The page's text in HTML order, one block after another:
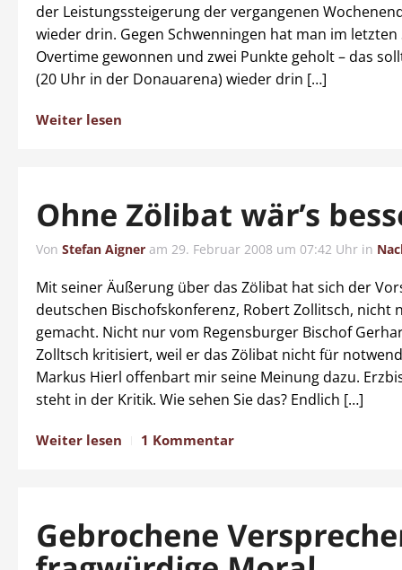
der Leistungssteigerung der vergangenen
wieder drin. Gegen Schwenningen hat man im letzten
Overtime gewonnen und zwei Punkte geholt – das
(20 Uhr in der Donauarena) wieder drin […]
Weiter lesen
Ohne Zölibat wär’s
Von Stefan Aigner am 29. Februar 2008 um 07:42 Uhr in
Mit seiner Äußerung über das Zölibat hat sich der
deutschen Bischofskonferenz, Robert Zollitsch, nicht
gemacht. Nicht nur vom Regensburger Bischof
Zolltsch kritisiert, weil er das Zölibat nicht für
Markus Hierl offenbart mir seine Meinung dazu.
steht in der Kritik. Wie sehen Sie das? Endlich […]
Weiter lesen 1 Kommentar
Gebrochene